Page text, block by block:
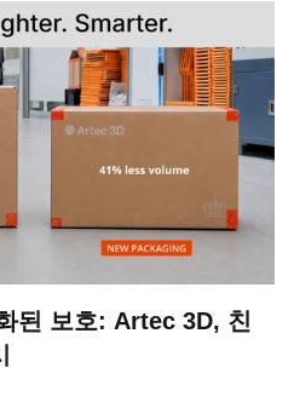
된 보호: Artec 3D, 친